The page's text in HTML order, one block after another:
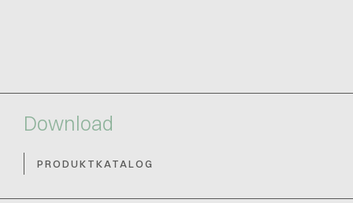
Download
PRODUKTKATALOG